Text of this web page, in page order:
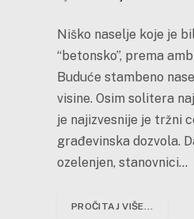
Niško naselje koje je
“betonsko”, prema
Buduće stambeno
visine. Osim solitera
je najizvesnije je tržni
građevinska dozvola.
ozelenjen, stanovnici…
PROČITAJ VIŠE...